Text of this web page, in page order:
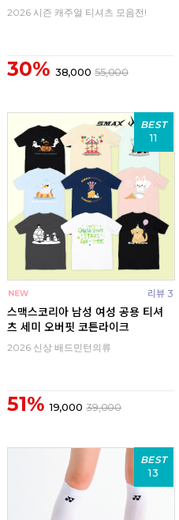
2026 시즌 캐주얼 티셔츠 모음전!
30% 38,000 55,000
BEST
11
리뷰 3
스맥스코리아 남성 여성 공용 티셔
츠 세미 오버핏 코튼라이크
2026 신상 배드민턴의류
51% 19,000 39,000
BEST
13